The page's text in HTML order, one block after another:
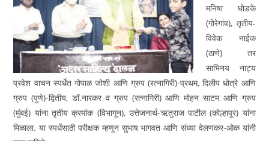
मनिषा घोडके
(गोरेगांव), तृतीय-
विवेक नाईक
(ठाणे) तर
साभिनय नाट्य
प्रवेश वाचन स्पर्धेत गोपाळ जोशी आणि ग्रुप (रत्नागिरी)-प्रथम, दिलीप धोत्रे आणि
ग्रुप (पुणे)-द्वितीय, डॉ.नारकर व ग्रुप (रत्नागिरी) आणि मोहन साटम आणि ग्रुप
(मुंबई) यांना तृतीय क्रमांक (विभागून), उत्तेजनार्थ-ऋतुराज पाटील (कोल्हापूर) यांना
मिळाला. या स्पर्धेसाठी परीक्षक म्हणून सुभाष भागवत आणि संध्या वेलणकर-ओक यांनी